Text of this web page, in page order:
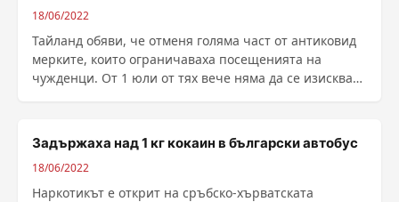
18/06/2022
Тайланд обяви, че отменя голяма част от антиковид
мерките, които ограничаваха посещенията на
чужденци. От 1 юли от тях вече няма да се изисква
Задържаха над 1 кг кокаин в български автобус
18/06/2022
Наркотикът е открит на сръбско-хърватската